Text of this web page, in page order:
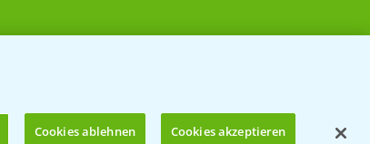
Cookies ablehnen Cookies akzeptieren